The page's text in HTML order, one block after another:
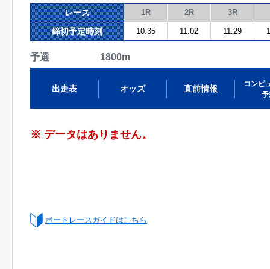
レース 1R 2R 3R
締切予定時刻 10:35 11:02 11:29
予選 1800m
出走表 オッズ 直前情報
コンピ
予
※ データはありません。
ボートレースガイドはこちら